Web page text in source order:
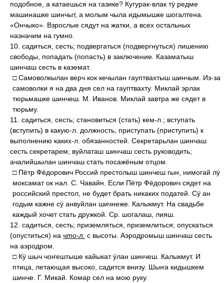
подобное, а катаешься на газике? Кугурак-влак тӱ редме
машинашке шинчыт, а молым чыла идымышке шогалтена.
«Ончыко». Взрослые сядут на жатки, а всех остальных
назначим на гумно.
10. садиться, сесть; подвергаться (подвергнуться) лишению
свободы, попадать (попасть) в заключение. Казаматыш
шинчаш сесть в каземат.
□ Самоволкылан верч кок кечылан гауптвахтыш шинчым. Из-за
самоволки я на два дня сел на гауптвахту. Миклай эрлак
тюрьмашке шинчеш. М. Иванов. Миклай завтра же сядет в
тюрьму.
11. садиться, сесть; становиться (стать) кем-л.; вступать
(вступить) в какую-л. должность, приступать (приступить) к
выполнению каких-л. обязанностей. Секретарьлан шинчаш
сесть секретарем; вуйлаташ шинчаш сесть руководить;
ачалийшылан шинчаш стать посажёным отцом.
□ Пётр Фёдорович Россий престолыш шинчеш гын, нимогай лӱ
моксамат ок нал. С. Чавайн. Если Пётр Фёдорович сядет на
российский престол, не будет брать никаких податей. Сӱ ан
годым кажне сӱ анвуйлан шичнеже. Калыкмут. На свадьбе
каждый хочет стать дружкой. Ср. шогалаш, лияш.
12. садиться, сесть; приземляться, приземлиться; опускаться
(опуститься) на что-л. с высоты. Аэродромыш шинчаш сесть
на аэродром.
□ Кӱ шыч чоҥештыше кайыкат ӱлан шинчеш. Калыкмут. И
птица, летающая высоко, садится внизу. Шыҥа кидышкем
шинче. Г. Микай. Комар сел на мою руку.